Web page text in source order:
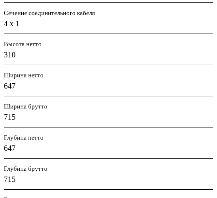
Сечение соединительного кабеля
4 х 1
Высота нетто
310
Ширина нетто
647
Ширина брутто
715
Глубина нетто
647
Глубина брутто
715